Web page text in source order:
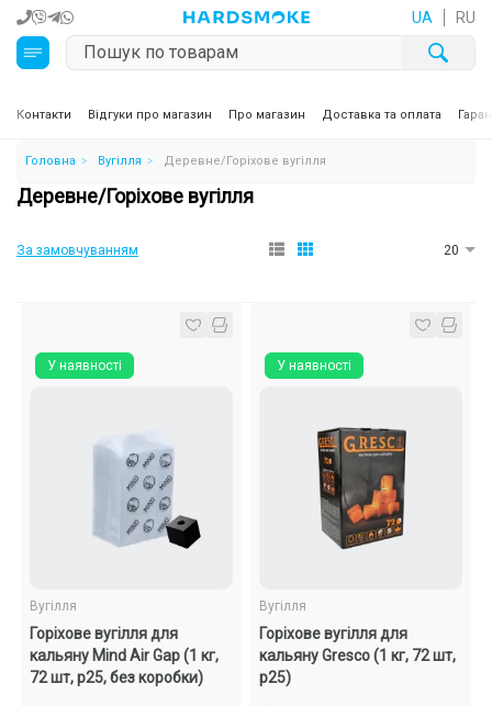
UA RU
Кальяни
Тютюн для кальяну та кальянні суміші
Аксесуари для кальяну
Електронні сигарети (POD)
Рідини для електронних сигарет
Подарункові набори
Знижки та опт
Контакти Відгуки про магазин Про магазин Доставка та оплата
Головна Вугілля Деревне/Горіхове вугілля
Деревне/Горіхове вугілля
За замовчуванням 20
У наявності
Вугілля
Горіхове вугілля для
кальяну Mind Air Gap (1 кг,
72 шт, р25, без коробки)
У наявності
Вугілля
Горіхове вугілля для
кальяну Gresco (1 кг, 72 шт,
р25)